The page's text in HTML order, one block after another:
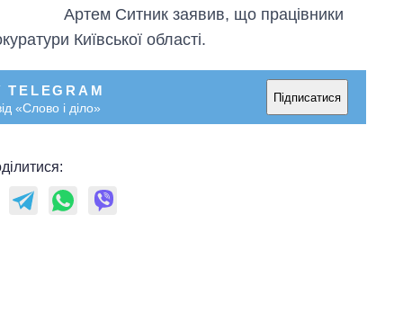
Артем Ситник заявив, що працівники
Київської області.
«Слово і діло»
Підписатися